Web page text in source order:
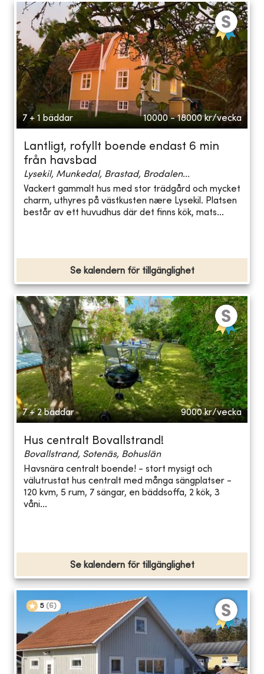
7 + 1 bäddar 10000 - 18000 kr/vecka
Lantligt, rofyllt boende endast 6 min
från havsbad
Lysekil, Munkedal, Brastad, Brodalen...
Vackert gammalt hus med stor trädgård och mycket
charm, uthyres på västkusten nære Lysekil. Platsen
består av ett huvudhus där det finns kök, mats...
Se kalendern för tillgänglighet
7 + 2 bäddar 9000 kr/vecka
Hus centralt Bovallstrand!
Bovallstrand, Sotenäs, Bohuslän
Havsnära centralt boende! - stort mysigt och
välutrustat hus centralt med många sängplatser -
120 kvm, 5 rum, 7 sängar, en bäddsoffa, 2 kök, 3
våni...
Se kalendern för tillgänglighet
5 (6)